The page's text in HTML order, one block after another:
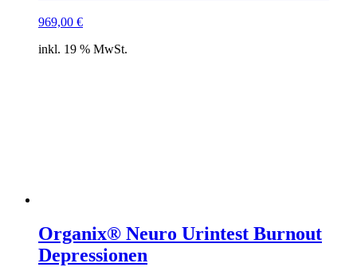
969,00 €
inkl. 19 % MwSt.
Organix® Neuro Urintest Burnout
Depressionen